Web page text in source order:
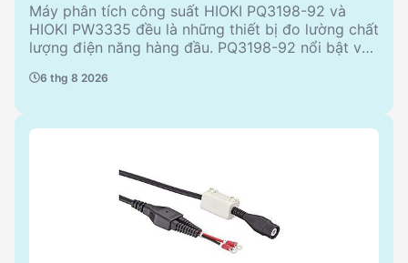
Máy phân tích công suất HIOKI PQ3198-92 và
HIOKI PW3335 đều là những thiết bị đo lường chất
lượng điện năng hàng đầu. PQ3198-92 nổi bật với
dụng công nghiệp phức tạp. Trong khi đó,
lường cơ bản và di động. Cả hai sản phẩm đều từ
6 thg 8 2026